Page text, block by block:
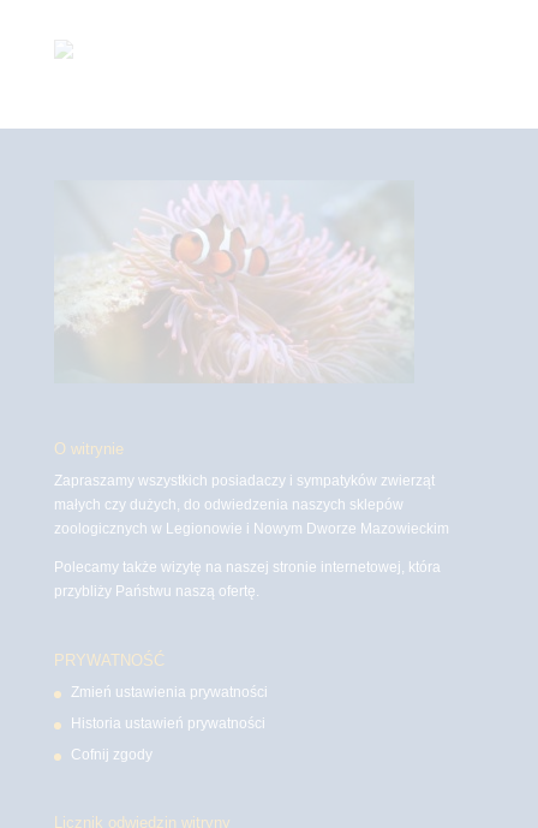
O witrynie
Zapraszamy wszystkich posiadaczy i sympatyków zwierząt
małych czy dużych, do odwiedzenia naszych sklepów
zoologicznych w Legionowie i Nowym Dworze Mazowieckim
Polecamy także wizytę na naszej stronie internetowej, która
przybliży Państwu naszą ofertę.
PRYWATNOŚĆ
Zmień ustawienia prywatności
Historia ustawień prywatności
Cofnij zgody
Licznik odwiedzin witryny